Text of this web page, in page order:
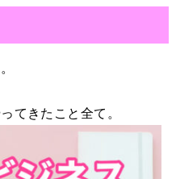
てきたこと全て。